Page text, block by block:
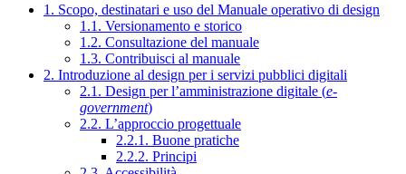
1. Scopo, destinatari e uso del Manuale operativo di design
1.1. Versionamento e storico
1.2. Consultazione del manuale
1.3. Contribuisci al manuale
2. Introduzione al design per i servizi pubblici digitali
2.1. Design per l’amministrazione digitale (e-
government)
2.2. L’approccio progettuale
2.2.1. Buone pratiche
2.2.2. Principi